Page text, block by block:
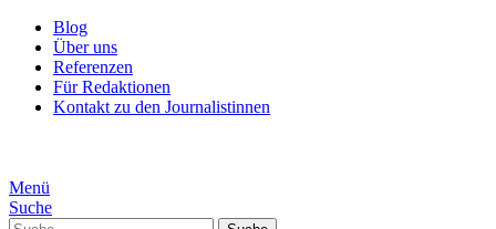
Blog
Über uns
Referenzen
Für Redaktionen
Kontakt zu den Journalistinnen
Menü
Suche